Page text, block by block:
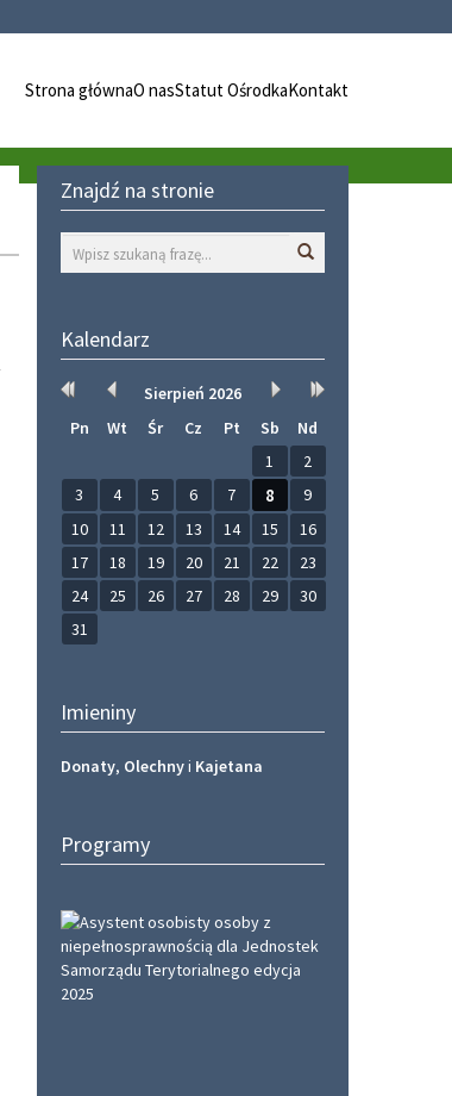
Strona głównaO nasStatut OśrodkaKontakt
Znajdź na stronie
Kalendarz
Rok
Miesiąc
wcześniej
Sierpień 2026
Miesiąc
Rok
Pn Wt Śr Cz Pt Sb
Nd
1
2
3
4 5 6 7 8
9
10
11 12 13 14 15
16
17
18 19 20 21 22
23
24
25 26 27 28 29
30
31
Imieniny
Donaty, Olechnyi Kajetana
Programy